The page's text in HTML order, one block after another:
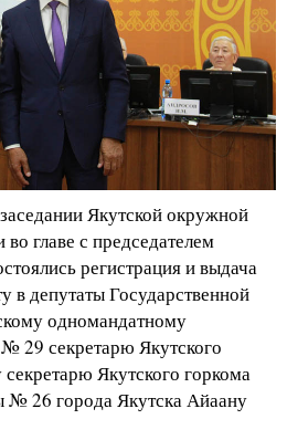
Якутской окружной
главе с председателем
регистрация и выдача
в депутаты Государственной
одномандатному
29 секретарю Якутского
Якутского горкома
26 города Якутска Айаану